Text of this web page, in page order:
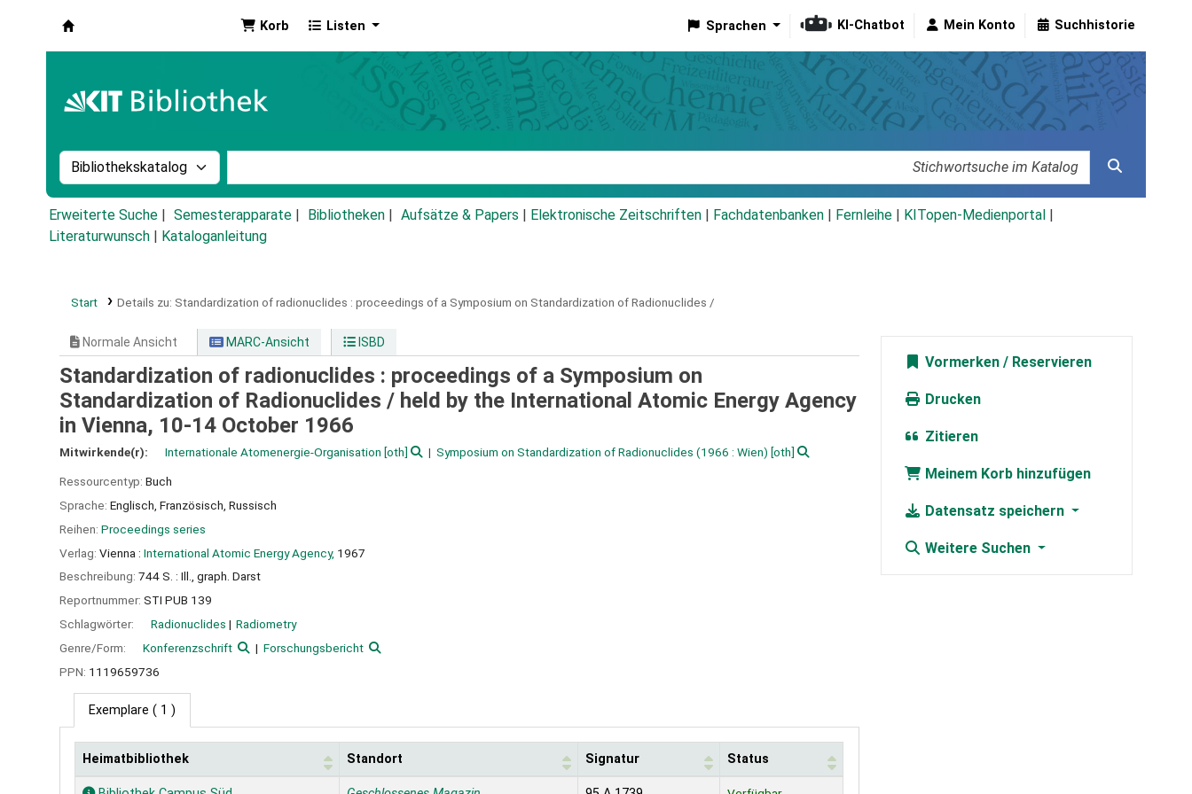
Korb Listen Sprachen KI-Chatbot Mein Konto Suchhistorie
Suche im Katalog nach:
Erweiterte Suche Semesterapparate Bibliotheken Aufsätze & Papers Elektronische Zeitschriften Fachdatenbanken Fernleihe KITopen-Medienportal
Literaturwunsch
Kataloganleitung
Start Details zu: Standardization of radionuclides : proceedings of a Symposium on Standardization of Radionuclides /
Normale Ansicht MARC-Ansicht ISBD
Standardization of radionuclides : proceedings of a Symposium on
Standardization of Radionuclides / held by the International Atomic Energy Agency
in Vienna, 10-14 October 1966
Mitwirkende(r): Internationale Atomenergie-Organisation [oth] Symposium on Standardization of Radionuclides (1966 : Wien) [oth]
Ressourcentyp: Buch
Sprache: Englisch Französisch Russisch
Reihen: Proceedings series
Verlag: Vienna : International Atomic Energy Agency, 1967
Beschreibung: 744 S. : Ill., graph. Darst
Reportnummer: STI PUB 139
Schlagwörter:
Radionuclides
Radiometry
Genre/Form:
Konferenzschrift
Forschungsbericht
PPN: 1119659736
Exemplare ( 1 )
Exemplare
Heimatbibliothek Standort Signatur Status
Vormerken
Drucken
Zitieren
Meinem Korb hinzufügen
Datensatz speichern
Weitere Suchen